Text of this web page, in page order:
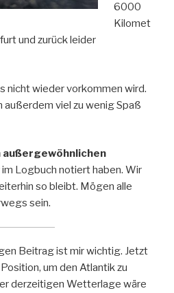
6000
Kilomet
und zurück leider
nicht wieder vorkommen wird.
außerdem viel zu wenig Spaß
im Logbuch notiert haben. Wir
so bleibt. Mögen alle
sein.
Beitrag ist mir wichtig. Jetzt
um den Atlantik zu
derzeitigen Wetterlage wäre